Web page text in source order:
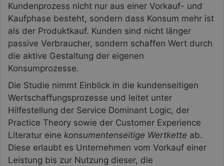
Kundenprozess nicht nur aus einer Vorkauf- und
Kaufphase besteht, sondern dass Konsum mehr ist
als der Produktkauf. Kunden sind nicht länger
passive Verbraucher, sondern schaffen Wert durch
die aktive Gestaltung der eigenen
Konsumprozesse.
Die Studie nimmt Einblick in die kundenseitigen
Wertschaffungsprozesse und leitet unter
Hilfestellung der Service Dominant Logic, der
Practice Theory sowie der Customer Experience
Literatur eine konsumentenseitige Wertkette ab.
Diese erlaubt es Unternehmen vom Vorkauf einer
Leistung bis zur Nutzung dieser, die